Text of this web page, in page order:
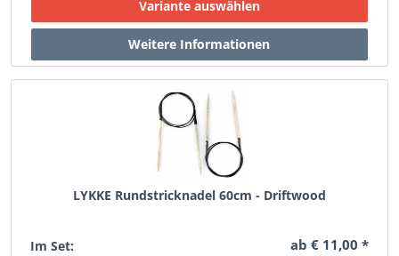
LYKKE Rundstricknadel 60cm - Driftwood
Im Set: ab € 11,00 *